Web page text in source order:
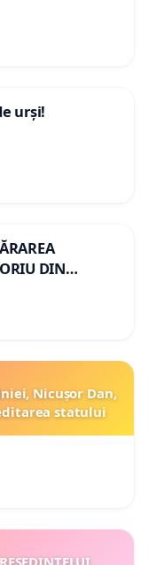
urși!
DIN
Nicușor Dan,
statului